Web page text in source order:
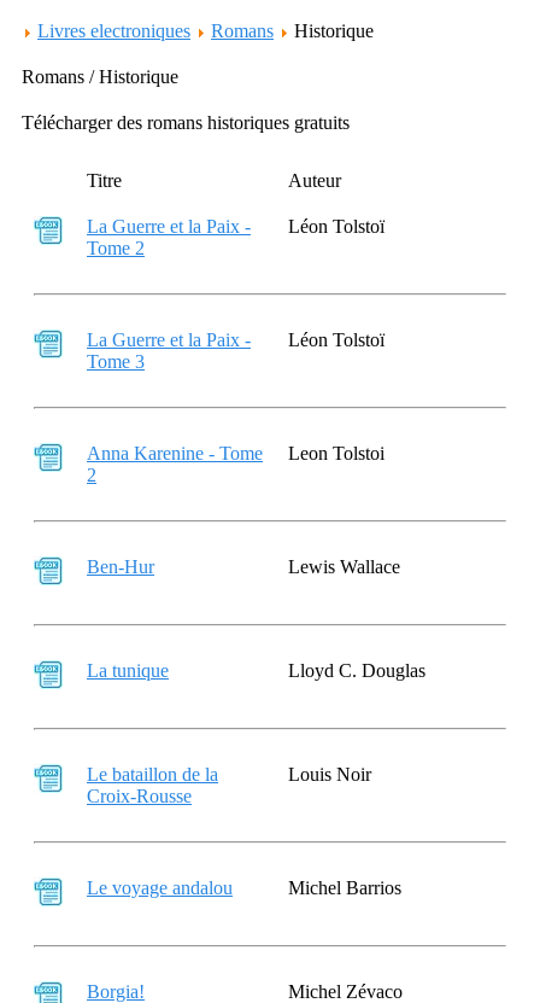
Livres electroniques Romans Historique
Romans / Historique
Télécharger des romans historiques gratuits
Titre Auteur
La Guerre et la Paix -
Tome 2
Léon Tolstoï
La Guerre et la Paix -
Tome 3
Léon Tolstoï
Anna Karenine - Tome
2
Leon Tolstoi
Ben-Hur Lewis Wallace
La tunique Lloyd C. Douglas
Le bataillon de la
Croix-Rousse
Louis Noir
Le voyage andalou Michel Barrios
Borgia! Michel Zévaco